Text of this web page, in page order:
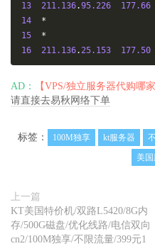
13
211.136.95.226 177.66
14
*
15
*
16
211.136.25.153 177.50
AD： 【VPS/独立服务器代购哪家
请直接去易秋网络下单
标签： 100M独享 kt服务器
美国
上一篇
KT美国特价机/双路L5420/8G内
存/500G磁盘/优化线路/电信双向
cn2/100M独享/不限流量/399元1